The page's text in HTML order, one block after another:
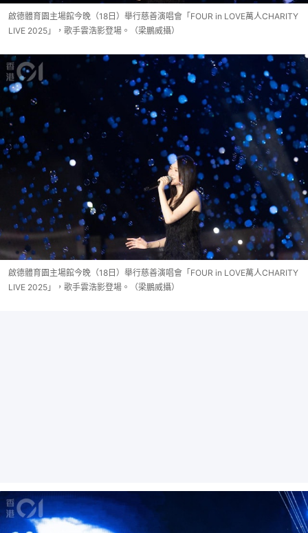
啟德體育園主場館今晚（18日）舉行慈善演唱會「FOUR in LOVE萬人CHARITY
LIVE 2025」，歌手雲浩影登場。（梁鵬威攝）
啟德體育園主場館今晚（18日）舉行慈善演唱會「FOUR in LOVE萬人CHARITY
LIVE 2025」，歌手雲浩影登場。（梁鵬威攝）